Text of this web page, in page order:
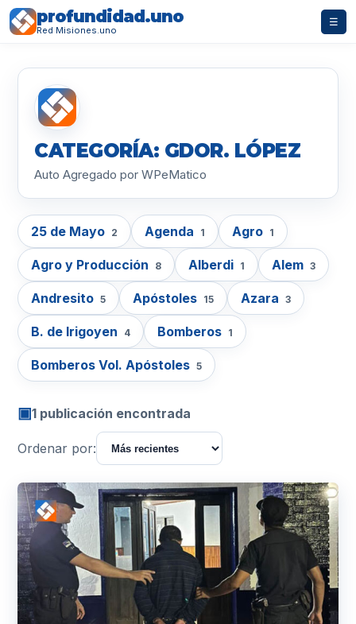
profundidad.uno
Red Misiones.uno
☰
CATEGORÍA: GDOR. LÓPEZ
Auto Agregado por WPeMatico
25 de Mayo 2 Agenda 1 Agro 1
Agro y Producción 8 Alberdi 1 Alem 3
Andresito 5 Apóstoles 15 Azara 3
B. de Irigoyen 4 Bomberos 1
Bomberos Vol. Apóstoles 5
▣1 publicación encontrada
Ordenar por: